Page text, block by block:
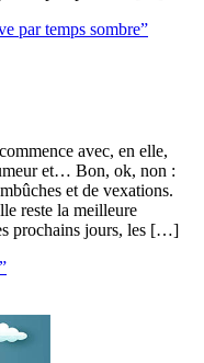
par temps sombre”
avec, en elle,
et… Bon, ok, non :
et de vexations.
reste la meilleure
prochains jours, les […]